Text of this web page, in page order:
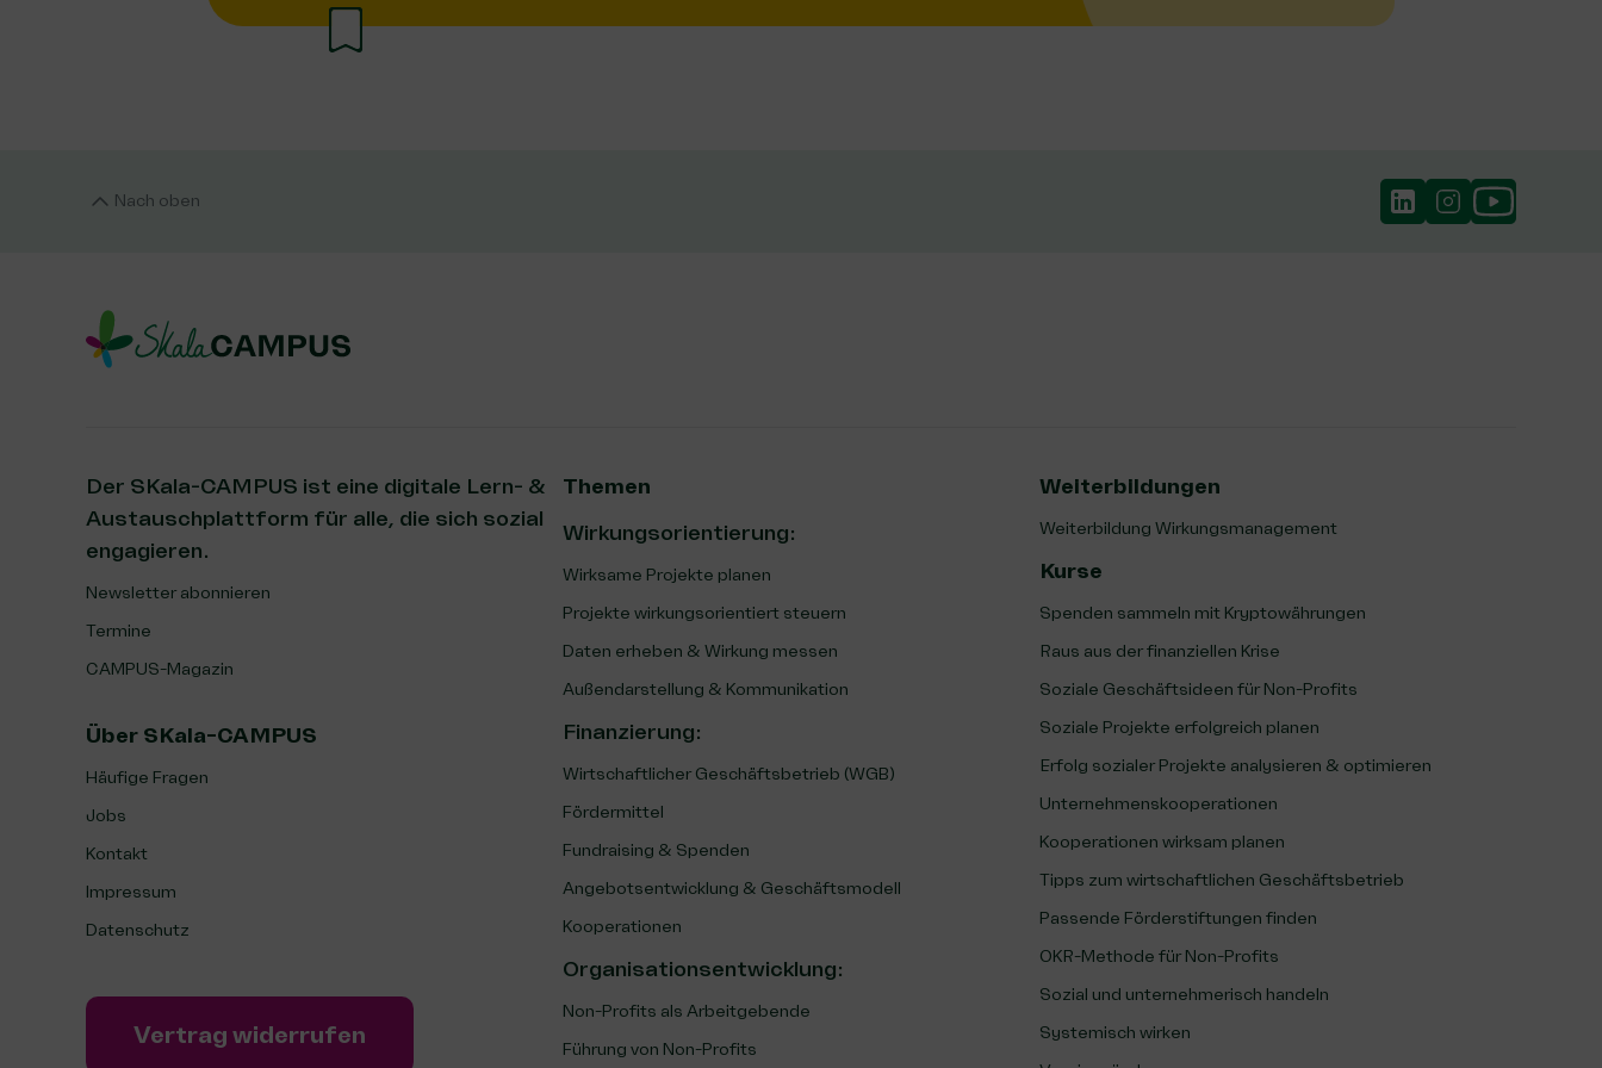
Nach oben
Der SKala-CAMPUS ist eine digitale Lern- &
Austauschplattform für alle, die sich sozial
engagieren.
Newsletter abonnieren
Termine
CAMPUS-Magazin
Über SKala-CAMPUS
Häufige Fragen
Jobs
Kontakt
Impressum
Datenschutz
Vertrag widerrufen
Themen
Wirkungsorientierung:
Wirksame Projekte planen
Projekte wirkungsorientiert steuern
Daten erheben & Wirkung messen
Außendarstellung & Kommunikation
Finanzierung:
Wirtschaftlicher Geschäftsbetrieb (WGB)
Fördermittel
Fundraising & Spenden
Angebotsentwicklung & Geschäftsmodell
Kooperationen
Organisationsentwicklung:
Non-Profits als Arbeitgebende
Führung von Non-Profits
Weiterbildungen
Weiterbildung Wirkungsmanagement
Kurse
Spenden sammeln mit Kryptowährungen
Raus aus der finanziellen Krise
Soziale Geschäftsideen für Non-Profits
Soziale Projekte erfolgreich planen
Erfolg sozialer Projekte analysieren & optimieren
Unternehmenskooperationen
Kooperationen wirksam planen
Tipps zum wirtschaftlichen Geschäftsbetrieb
Passende Förderstiftungen finden
OKR-Methode für Non-Profits
Sozial und unternehmerisch handeln
Systemisch wirken